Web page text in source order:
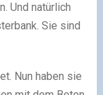
Und natürlich
Sie sind
Nun haben sie